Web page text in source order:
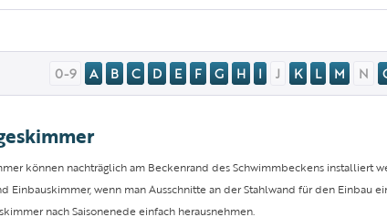
0-9 A B C D E F G H I J K L M N
können nachträglich am Beckenrand des Schwimmbeckens installiert
Einbauskimmer, wenn man Ausschnitte an der Stahlwand für den Einbau
nach Saisonenede einfach herausnehmen.